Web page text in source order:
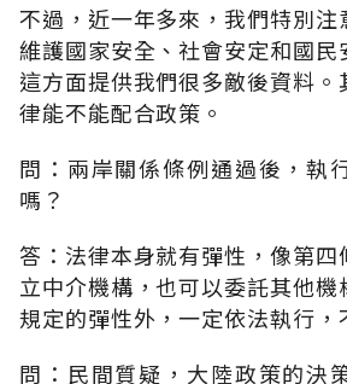
不過，近一年多來，我們特別注
維護國家安全、社會安定和國民
這方面提供我們很多敵後資料。
律能不能配合政策。
問：兩岸關係條例通過後，執
嗎？
答：法律本身就有彈性，像第四
立中介機構，也可以委託其他
規定的彈性外，一定依法執行，
問：民間質疑，大陸政策的決